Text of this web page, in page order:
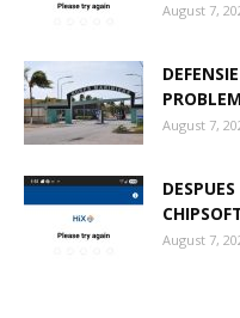
August 7,
August 7,
August 7,